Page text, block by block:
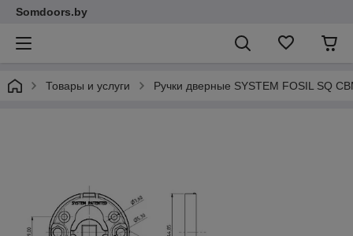
Somdoors.by
Товары и услуги Ручки дверные SYSTEM FOSIL SQ